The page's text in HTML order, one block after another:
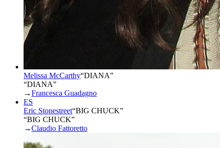
Melissa McCarthy“DIANA”
“DIANA”
→Francesca Guadagno
ES
Eric Stonestreet“BIG CHUCK”
“BIG CHUCK”
→Claudio Fattoretto